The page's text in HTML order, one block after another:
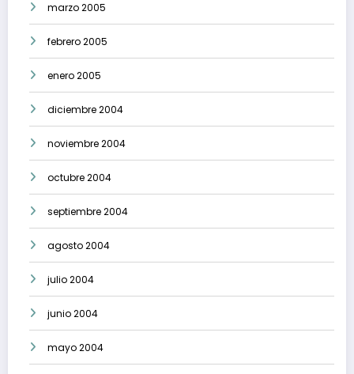
marzo 2005
febrero 2005
enero 2005
diciembre 2004
noviembre 2004
octubre 2004
septiembre 2004
agosto 2004
julio 2004
junio 2004
mayo 2004